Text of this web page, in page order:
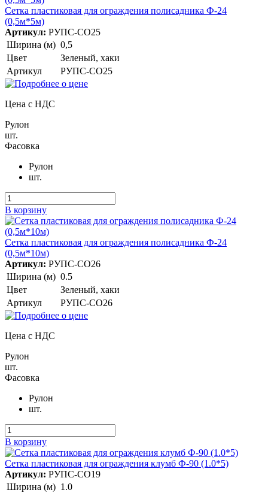
Сетка пластиковая для ограждения полисадника Ф-24
(0,5м*5м)
Артикул: РУПС-СО25
Ширина (м) 0,5
Цвет
Зеленый, хаки
Артикул
РУПС-СО25
Цена с НДС
Рулон
шт.
Фасовка
Рулон
шт.
В корзину
Сетка пластиковая для ограждения полисадника Ф-24
(0,5м*10м)
Артикул: РУПС-СО26
Ширина (м) 0.5
Цвет
Зеленый, хаки
Артикул
РУПС-СО26
Цена с НДС
Рулон
шт.
Фасовка
Рулон
шт.
В корзину
Сетка пластиковая для ограждения клумб Ф-90 (1.0*5)
Артикул: РУПС-СО19
Ширина (м) 1.0